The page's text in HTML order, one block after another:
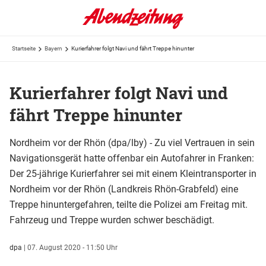
Startseite Bayern Kurierfahrer folgt Navi und fährt Treppe hinunter
Kurierfahrer folgt Navi und
fährt Treppe hinunter
Nordheim vor der Rhön (dpa/lby) - Zu viel Vertrauen in sein
Navigationsgerät hatte offenbar ein Autofahrer in Franken:
Der 25-jährige Kurierfahrer sei mit einem Kleintransporter in
Nordheim vor der Rhön (Landkreis Rhön-Grabfeld) eine
Treppe hinuntergefahren, teilte die Polizei am Freitag mit.
Fahrzeug und Treppe wurden schwer beschädigt.
dpa | 07. August 2020 - 11:50 Uhr